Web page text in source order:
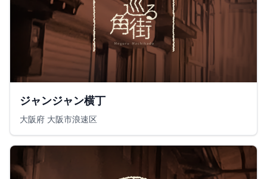
ジャンジャン横丁
大阪府 大阪市浪速区